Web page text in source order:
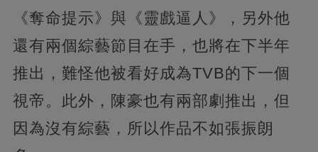
《奪命提示》與《靈戲逼人》，另外他
還有兩個綜藝節目在手，也將在下半年
推出，難怪他被看好成為TVB的下一個
視帝。此外，陳豪也有兩部劇推出，但
因為沒有綜藝，所以作品不如張振朗